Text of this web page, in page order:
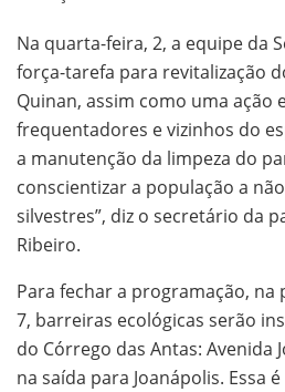
Na quarta-feira, 2, a equipe da
força-tarefa para revitalização
Quinan, assim como uma ação
frequentadores e vizinhos do
a manutenção da limpeza do
conscientizar a população a
silvestres”, diz o secretário da
Ribeiro.
Para fechar a programação, na
7, barreiras ecológicas serão
do Córrego das Antas: Avenida
na saída para Joanápolis. Essa